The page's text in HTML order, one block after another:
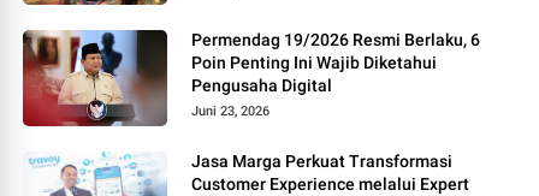
Permendag 19/2026 Resmi Berlaku, 6
Poin Penting Ini Wajib Diketahui
Pengusaha Digital
Juni 23, 2026
Jasa Marga Perkuat Transformasi
Customer Experience melalui Expert